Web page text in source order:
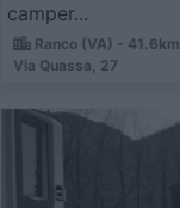
camper...
Ranco (VA) - 41.6km
Via Quassa, 27